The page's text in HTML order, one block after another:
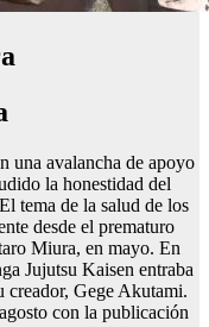
una avalancha de apoyo
la honestidad del
tema de la salud de los
desde el prematuro
Miura, en mayo. En
Jujutsu Kaisen entraba
creador, Gege Akutami.
con la publicación